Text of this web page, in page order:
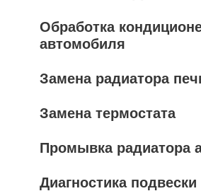
Обработка
автомобиля
Замена радиатора
Замена термостата
Промывка радиатора
Диагностика подвески